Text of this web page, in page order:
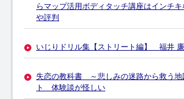
らマップ活用ボディタッチ講座はインチ
や評判
いじりドリル集【ストリート編】 福井
失恋の教科書 ～悲しみの迷路から救う地
ト 体験談が怪しい